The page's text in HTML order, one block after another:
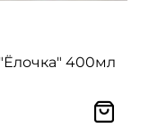
400мл